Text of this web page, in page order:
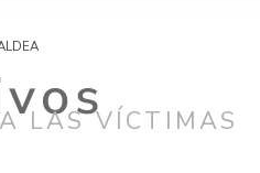
LAS VÍCTIMAS